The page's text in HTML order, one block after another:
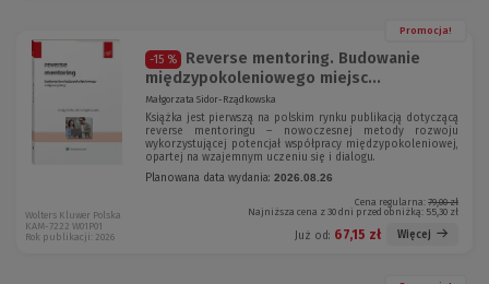
Promocja!
-15 %
Reverse mentoring. Budowanie
międzypokoleniowego miejsc...
Małgorzata Sidor-Rządkowska
Książka jest pierwszą na polskim rynku publikacją dotyczącą
reverse mentoringu – nowoczesnej metody rozwoju
wykorzystującej potencjał współpracy międzypokoleniowej,
opartej na wzajemnym uczeniu się i dialogu.
Planowana data wydania: 2026.08.26
Cena regularna: 79,00 zł
Najniższa cena z 30 dni przed obniżką: 55,30 zł
Już od: 67,15 zł Więcej
Wolters Kluwer Polska
KAM-7222 W01P01
Rok publikacji: 2026